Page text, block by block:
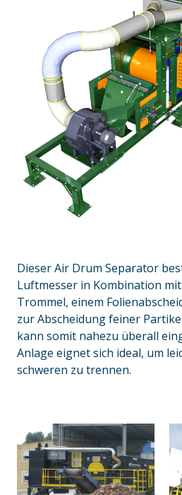
Dieser Air Drum Separator
Luftmesser in Kombination
Trommel, einem
zur Abscheidung feiner
kann somit nahezu überall
Anlage eignet sich ideal, um
schweren zu trennen.